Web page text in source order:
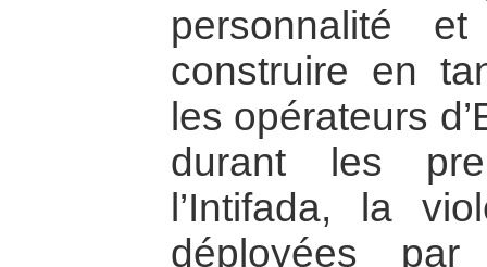
personnalité
construire en
les opérateurs
durant les
l’Intifada, la
déployées